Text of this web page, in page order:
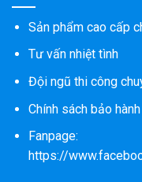
Sản phẩm cao cấp
Tư vấn nhiệt tình
Đội ngũ thi công
Chính sách bảo
Fanpage:
https://